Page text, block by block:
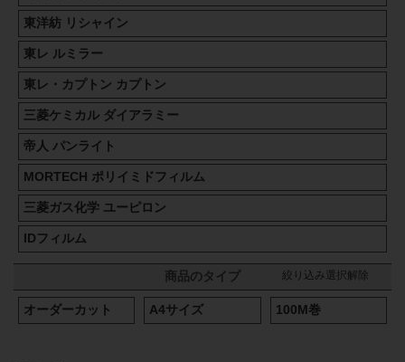
東洋紡 リシャイン
東レ ルミラー
東レ・カプトン カプトン
三菱ケミカル ダイアラミー
帝人 パンライト
MORTECH ポリイミドフィルム
三菱ガス化学 ユーピロン
IDフィルム
商品のタイプ 絞り込み選択解除
オーダーカット A4サイズ 100M巻